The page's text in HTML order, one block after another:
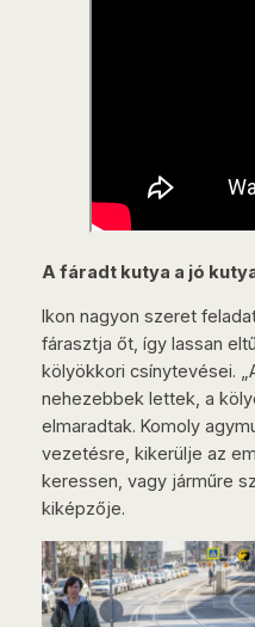
A fáradt kutya a jó
Ikon nagyon szeret
fárasztja őt, így lassan
kölyökkori csínytevései.
nehezebbek lettek, a
elmaradtak. Komoly
vezetésre, kikerülje az
keressen, vagy járműre
kiképzője.